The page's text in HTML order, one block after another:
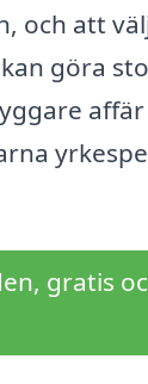
och att
göra
gratis